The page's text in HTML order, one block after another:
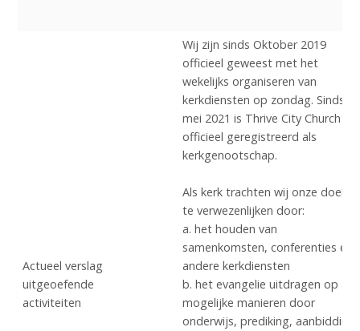
Actueel verslag
uitgeoefende
activiteiten
Wij zijn sinds Oktober 2019
officieel geweest met het
wekelijks organiseren van
kerkdiensten op zondag. Sinds
mei 2021 is Thrive City Church
officieel geregistreerd als
kerkgenootschap.
Als kerk trachten wij onze doelen
te verwezenlijken door:
a. het houden van
samenkomsten, conferenties en
andere kerkdiensten
b. het evangelie uitdragen op alle
mogelijke manieren door
onderwijs, prediking, aanbidding,